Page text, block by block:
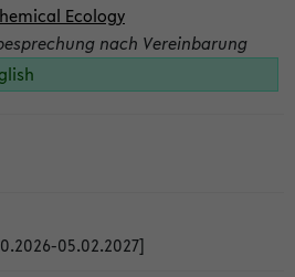
Ecology
nach Vereinbarung
05.02.2027]